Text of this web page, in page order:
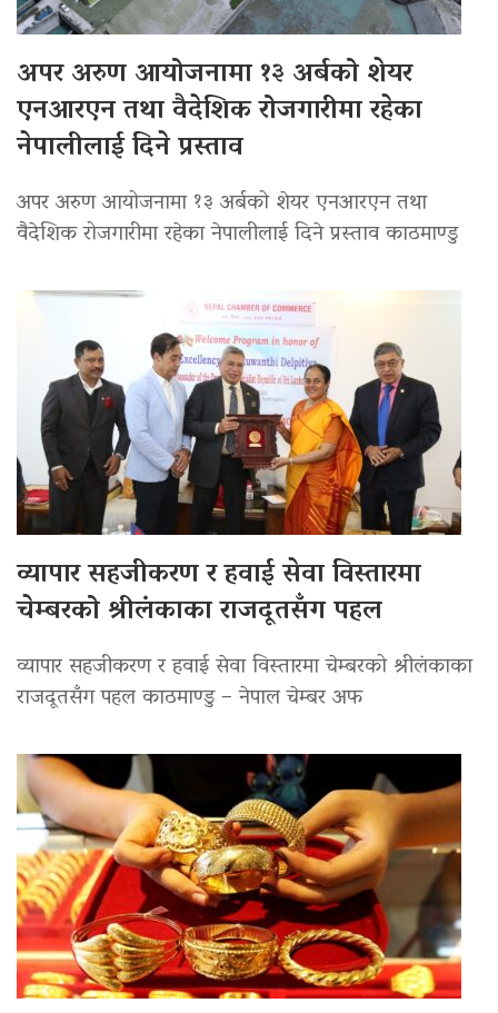
अपर अरुण आयोजनामा १३ अर्बको शेयर
एनआरएन तथा वैदेशिक रोजगारीमा रहेका
नेपालीलाई दिने प्रस्ताव
अपर अरुण आयोजनामा १३ अर्बको शेयर एनआरएन तथा
वैदेशिक रोजगारीमा रहेका नेपालीलाई दिने प्रस्ताव काठमाण्डु
व्यापार सहजीकरण र हवाई सेवा विस्तारमा
चेम्बरको श्रीलंकाका राजदूतसँग पहल
व्यापार सहजीकरण र हवाई सेवा विस्तारमा चेम्बरको श्रीलंकाका
राजदूतसँग पहल काठमाण्डु – नेपाल चेम्बर अफ